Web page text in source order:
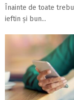
Înainte de toate
ieftin și bun...